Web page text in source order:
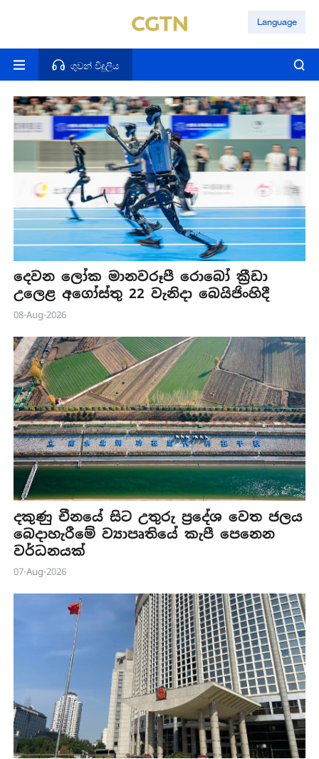
Language
ගුවන් විදුලිය
දෙවන ලෝක මානවරූපී රොබෝ ක්‍රීඩා
උලෙළ අගෝස්තු 22 වැනිදා බෙයිජිංහිදී
08-Aug-2026
දකුණු චීනයේ සිට උතුරු ප්‍රදේශ වෙත ජලය
බෙදාහැරීමේ ව්‍යාපෘතියේ කැපී පෙනෙන
වර්ධනයක්
07-Aug-2026